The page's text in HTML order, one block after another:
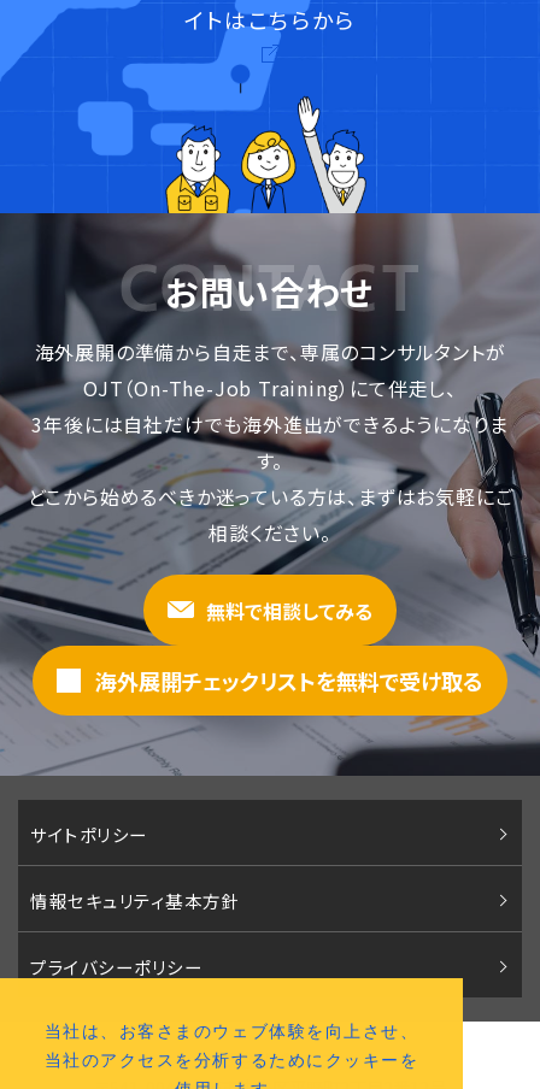
当社は、お客さまのウェブ体験を向上させ、
当社のアクセスを分析するためにクッキーを
イトはこちらから
お問い合わせ
海外展開の準備から自走まで、専属のコンサルタントが
OJT（On-The-Job Training）にて伴走し、
3年後には自社だけでも海外進出ができるようになりま
す。
どこから始めるべきか迷っている方は、まずはお気軽にご
相談ください。
無料で相談してみる
海外展開チェックリストを無料で受け取る
サイトポリシー
情報セキュリティ基本方針
プライバシーポリシー
株式会社パコロア